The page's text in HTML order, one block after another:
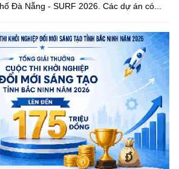
Đà Nẵng - SURF 2026. Các dự án có...